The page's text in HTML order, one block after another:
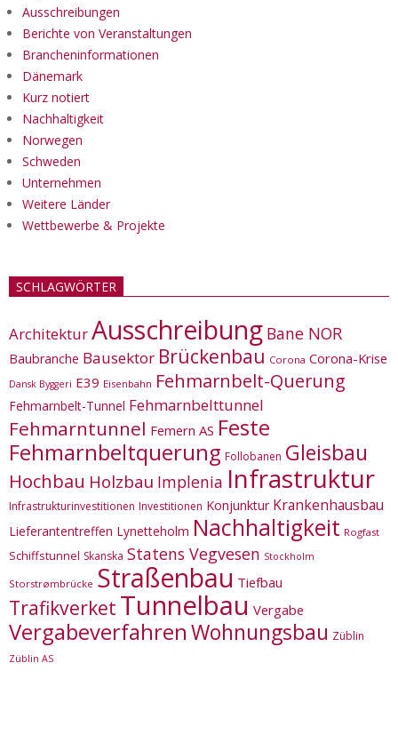
Ausschreibungen
Berichte von Veranstaltungen
Brancheninformationen
Dänemark
Kurz notiert
Nachhaltigkeit
Norwegen
Schweden
Unternehmen
Weitere Länder
Wettbewerbe & Projekte
SCHLAGWÖRTER
ArchitekturAusschreibung Bane NOR
Baubranche Bausektor Brückenbau Corona Corona-Krise
Dansk Byggeri E39 Eisenbahn Fehmarnbelt-Querung
Fehmarnbelt-Tunnel Fehmarnbelttunnel
Fehmarntunnel Femern AS Feste
Fehmarnbeltquerung Follobanen Gleisbau
Hochbau Holzbau Implenia Infrastruktur
Infrastrukturinvestitionen Investitionen Konjunktur Krankenhausbau
Lieferantentreffen Lynetteholm Nachhaltigkeit Rogfast
Schiffstunnel Skanska Statens Vegvesen Stockholm
Storstrømbrücke Straßenbau Tiefbau
Trafikverket Tunnelbau Vergabe
VergabeverfahrenWohnungsbau Züblin
Züblin AS